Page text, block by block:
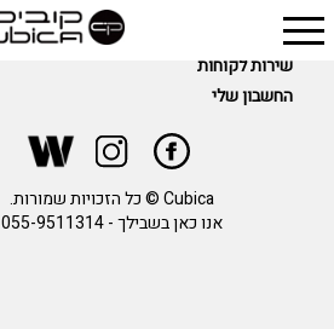
מידע
שירות לקוחות
החשבון שלי
Cubica © כל הזכויות שמורות.
אנו כאן בשבילך -055-9511314